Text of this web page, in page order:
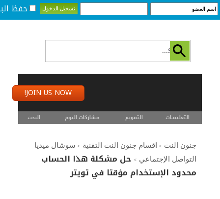
حفظ
JOIN US NOW!
التعليمـــات التقويم مشاركات اليوم البحث
جنون النت > اقسام جنون النت التقنية > سوشال ميديا
التواصل الإجتماعي > حل مشكلة هذا الحساب
محدود الإستخدام مؤقتا في تويتر